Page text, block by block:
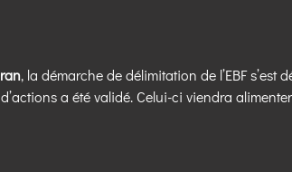
, la démarche de délimitation de l’EBF
a été validé. Celui-ci viendra